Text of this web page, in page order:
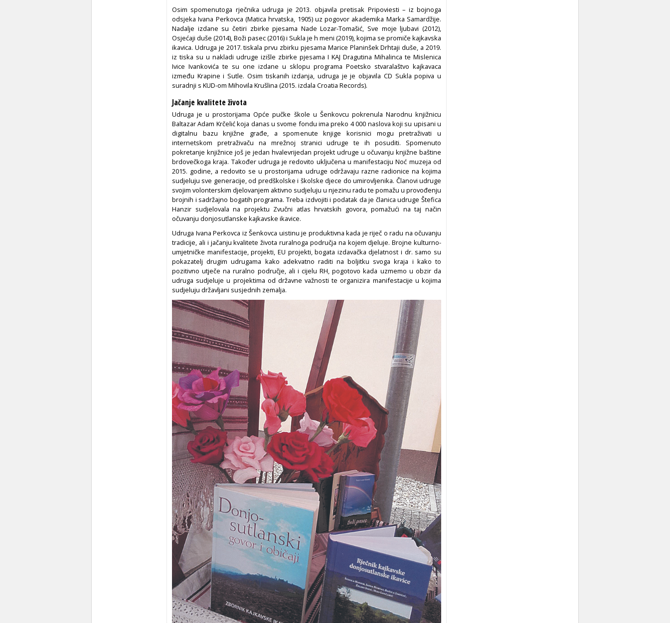
Osim spomenutoga rječnika udruga je 2013. objavila pretisak Pripoviesti – iz bojnoga
odsjeka Ivana Perkovca (Matica hrvatska, 1905) uz pogovor akademika Marka Samardžije.
Nadalje izdane su četiri zbirke pjesama Nade Lozar-Tomašić, Sve moje ljubavi (2012),
Osjećaji duše (2014), Boži pasec (2016) i Sukla je h meni (2019), kojima se promiče kajkavska
ikavica. Udruga je 2017. tiskala prvu zbirku pjesama Marice Planinšek Drhtaji duše, a 2019.
iz tiska su u nakladi udruge izišle zbirke pjesama I KAJ Dragutina Mihalinca te Mislenica
Ivice Ivankovića te su one izdane u sklopu programa Poetsko stvaralaštvo kajkavaca
između Krapine i Sutle. Osim tiskanih izdanja, udruga je je objavila CD Sukla popiva u
suradnji s KUD-om Mihovila Krušlina (2015. izdala Croatia Records).
Jačanje kvalitete života
Udruga je u prostorijama Opće pučke škole u Šenkovcu pokrenula Narodnu knjižnicu
Baltazar Adam Krčelić koja danas u svome fondu ima preko 4 000 naslova koji su upisani u
digitalnu bazu knjižne građe, a spomenute knjige korisnici mogu pretraživati u
internetskom pretraživaču na mrežnoj stranici udruge te ih posuditi. Spomenuto
pokretanje knjižnice još je jedan hvalevrijedan projekt udruge u očuvanju knjižne baštine
brdovečkoga kraja. Također udruga je redovito uključena u manifestaciju Noć muzeja od
2015. godine, a redovito se u prostorijama udruge održavaju razne radionice na kojima
sudjeluju sve generacije, od predškolske i školske djece do umirovljenika. Članovi udruge
svojim volonterskim djelovanjem aktivno sudjeluju u njezinu radu te pomažu u provođenju
brojnih i sadržajno bogatih programa. Treba izdvojiti i podatak da je članica udruge Štefica
Hanzir sudjelovala na projektu Zvučni atlas hrvatskih govora, pomažući na taj način
očuvanju donjosutlanske kajkavske ikavice.
Udruga Ivana Perkovca iz Šenkovca uistinu je produktivna kada je riječ o radu na očuvanju
tradicije, ali i jačanju kvalitete života ruralnoga područja na kojem djeluje. Brojne kulturno-
umjetničke manifestacije, projekti, EU projekti, bogata izdavačka djelatnost i dr. samo su
pokazatelj drugim udrugama kako adekvatno raditi na boljitku svoga kraja i kako to
pozitivno utječe na ruralno područje, ali i cijelu RH, pogotovo kada uzmemo u obzir da
udruga sudjeluje u projektima od državne važnosti te organizira manifestacije u kojima
sudjeluju državljani susjednih zemalja.